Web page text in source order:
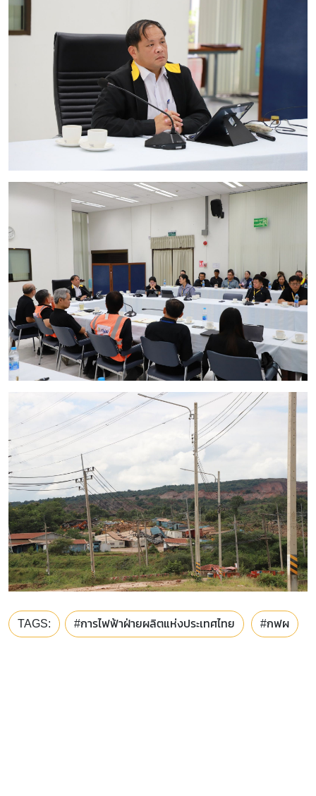
TAGS: #การไฟฟ้าฝ่ายผลิตแห่งประเทศไทย #กฟผ